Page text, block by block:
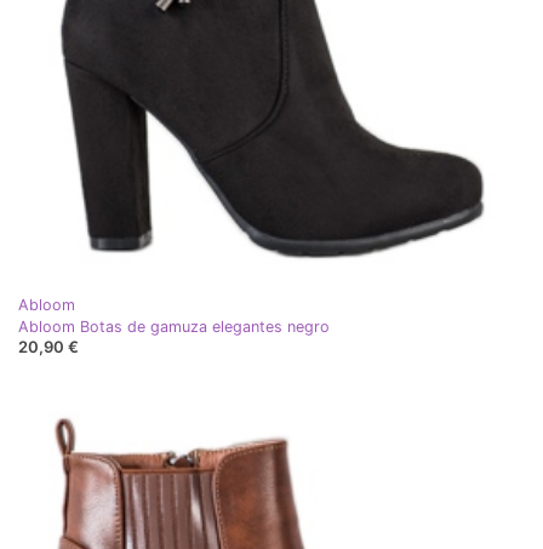
Abloom
Abloom Botas de gamuza elegantes negro
20,90 €